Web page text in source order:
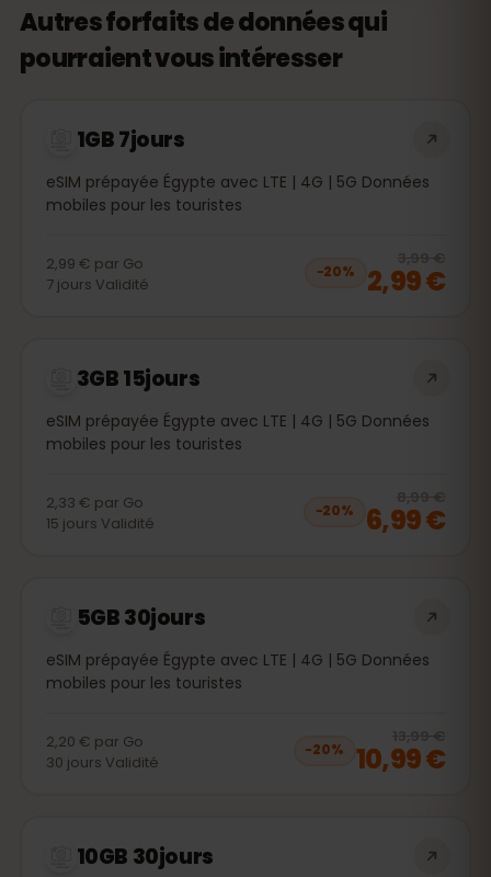
Autres forfaits de données qui
pourraient vous intéresser
1GB 7jours
eSIM prépayée Égypte avec LTE | 4G | 5G Données
mobiles pour les touristes
2,99 € par Go
7 jours Validité
−20%
3,99 €
2,99 €
3GB 15jours
eSIM prépayée Égypte avec LTE | 4G | 5G Données
mobiles pour les touristes
2,33 € par Go
15 jours Validité
−20%
8,99 €
6,99 €
5GB 30jours
eSIM prépayée Égypte avec LTE | 4G | 5G Données
mobiles pour les touristes
2,20 € par Go
30 jours Validité
−20%
13,99 €
10,99 €
10GB 30jours